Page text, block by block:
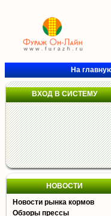
На
ВХОД В СИСТЕМУ
НОВОСТИ
Новости рынка кормов
Обзоры прессы